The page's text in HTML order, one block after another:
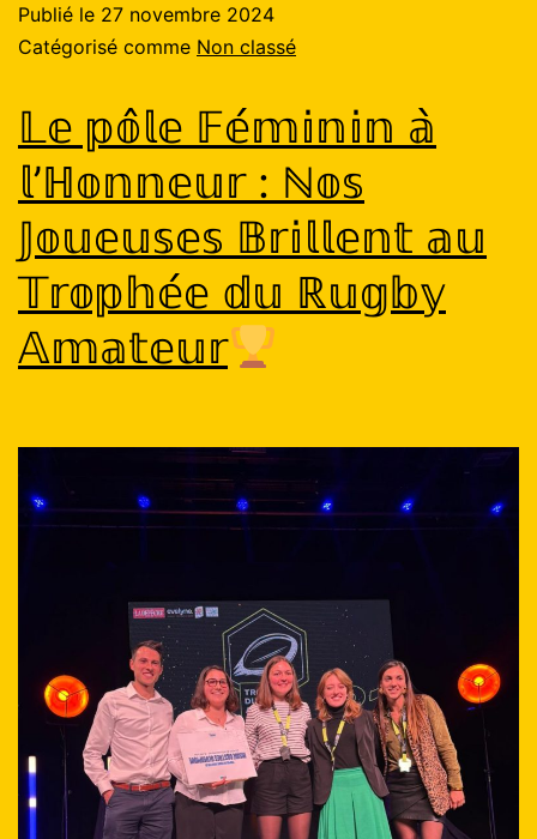
Publié le 27 novembre 2024
Catégorisé comme Non classé
𝕃𝕖 𝕡𝕠̂𝕝𝕖 𝔽𝕖́𝕞𝕚𝕟𝕚𝕟 𝕒̀
𝕝’ℍ𝕠𝕟𝕟𝕖𝕦𝕣 : ℕ𝕠𝕤
𝕁𝕠𝕦𝕖𝕦𝕤𝕖𝕤 𝔹𝕣𝕚𝕝𝕝𝕖𝕟𝕥 𝕒𝕦
𝕋𝕣𝕠𝕡𝕙𝕖́𝕖 𝕕𝕦 ℝ𝕦𝕘𝕓𝕪
𝔸𝕞𝕒𝕥𝕖𝕦𝕣